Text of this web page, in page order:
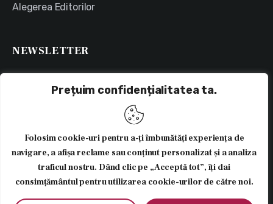
Prețuim confidențialitatea ta.
Folosim cookie-uri pentru a-ți îmbunătăți experiența de
navigare, a afișa reclame sau conținut personalizat și a analiza
traficul nostru. Dând clic pe „Acceptă tot”, îți dai
consimțământul pentru utilizarea cookie-urilor de către noi.
Alegerea Editorilor
NEWSLETTER
Sunt de acord ca datele pe care le-am trimis sunt colectate și
stocate.
Vitejie pe Tocuri© 2026. Toate Drepturile Rezervate.